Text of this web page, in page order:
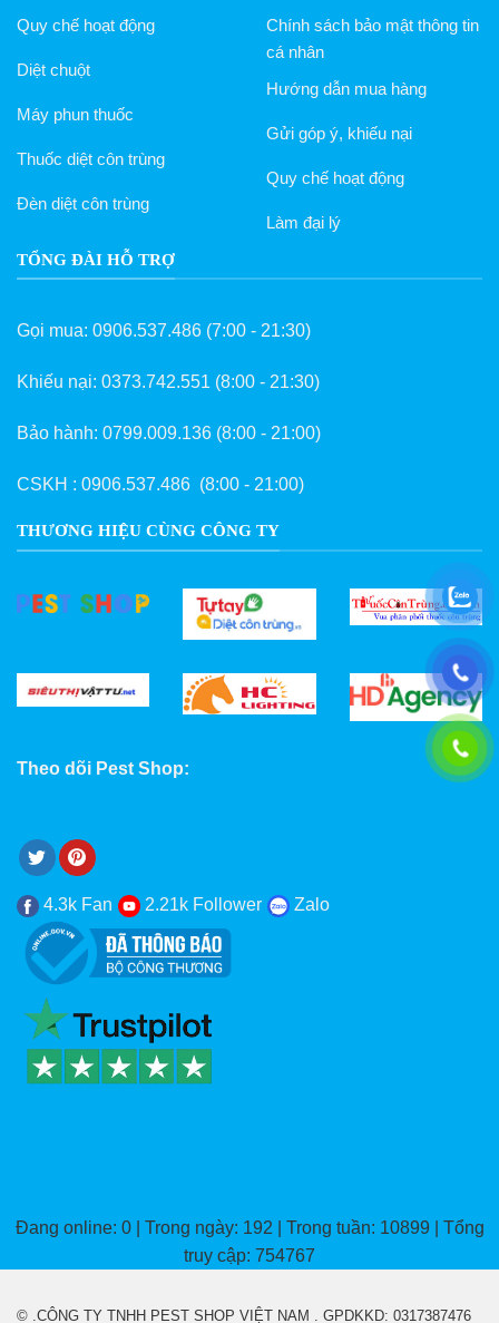
Quy chế hoạt động
Diệt chuột
Máy phun thuốc
Thuốc diệt côn trùng
Đèn diệt côn trùng
Chính sách bảo mật thông tin
cá nhân
Hướng dẫn mua hàng
Gửi góp ý, khiếu nại
Quy chế hoạt động
Làm đại lý
TỔNG ĐÀI HỖ TRỢ
Gọi mua: 0906.537.486 (7:00 - 21:30)
Khiếu nại: 0373.742.551 (8:00 - 21:30)
Bảo hành: 0799.009.136 (8:00 - 21:00)
CSKH : 0906.537.486 (8:00 - 21:00)
THƯƠNG HIỆU CÙNG CÔNG TY
Theo dõi Pest Shop:
4.3k Fan 2.21k Follower Zalo
Đang online: 0 | Trong ngày: 192 | Trong tuần: 10899 | Tổng
truy cập: 754767
© .CÔNG TY TNHH PEST SHOP VIỆT NAM . GPDKKD: 0317387476